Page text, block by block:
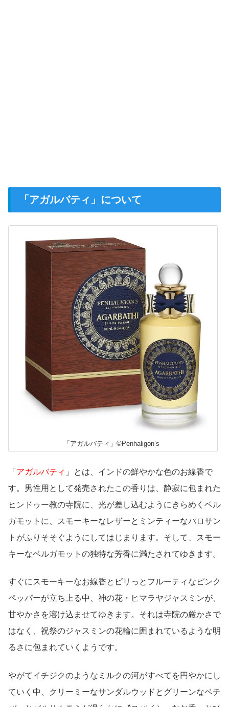
「アガルバティ」について
「アガルバティ」©Penhaligon’s
「 アガルバティ 」とは、インドの鮮やかな色のお線香で
す。男性用として発売されたこの香りは、静寂に包まれた
ヒンドゥー教の寺院に、光が差し込むようにきらめくベル
ガモットに、スモーキーなレザーとミンティーなパロサン
トがふりそそぐようにしてはじまります。そして、スモー
キーなベルガモットの独特な芳香に満たされてゆきます。
すぐにスモーキーなお線香とピリっとフルーティなピンク
ペッパーが立ち上る中、神の花・ヒマラヤジャスミンが、
甘やかさを溶け込ませてゆきます。それは寺院の厳かさで
はなく、祝祭のジャスミンの花輪に囲まれているような明
るさに包まれていくようです。
やがてイチジクのようなミルクの河がすべてを円やかにし
ていく中、クリーミーなサンダルウッドとグリーンなベチ